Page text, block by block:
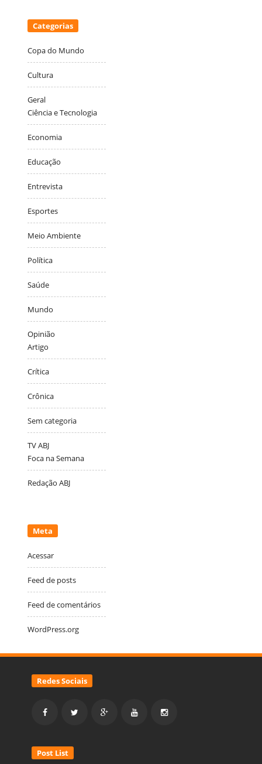
Categorias
Copa do Mundo
Cultura
Geral
Ciência e Tecnologia
Economia
Educação
Entrevista
Esportes
Meio Ambiente
Política
Saúde
Mundo
Opinião
Artigo
Crítica
Crônica
Sem categoria
TV ABJ
Foca na Semana
Redação ABJ
Meta
Acessar
Feed de posts
Feed de comentários
WordPress.org
Redes Sociais
Post List